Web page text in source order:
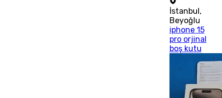
İstanbul,
Beyoğlu
iphone 15
pro orjinal
boş kutu